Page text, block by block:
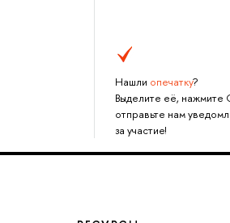
Нашли опечатку?
Выделите её, нажмите
отправьте нам
за участие!